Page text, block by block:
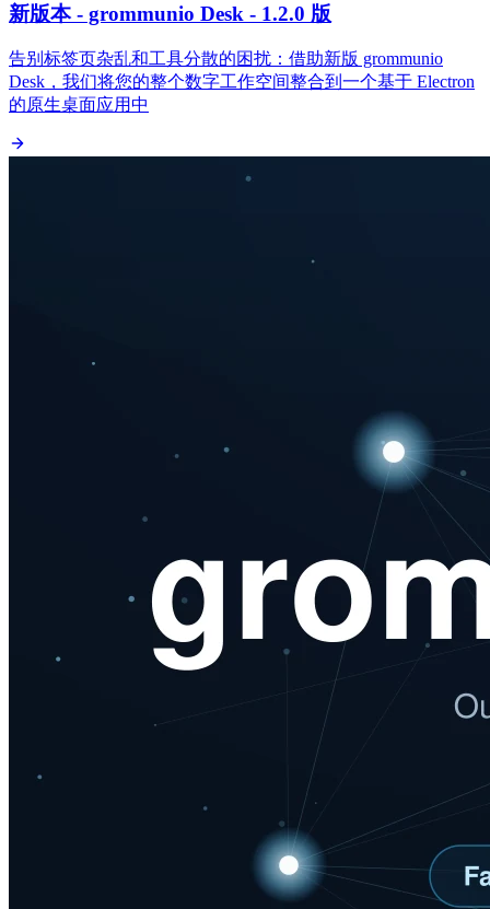
新版本 - grommunio Desk - 1.2.0 版
告别标签页杂乱和工具分散的困扰：借助新版 grommunio
Desk，我们将您的整个数字工作空间整合到一个基于 Electron
的原生桌面应用中